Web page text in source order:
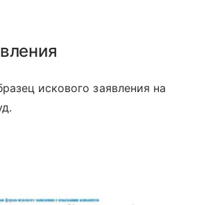
искового заявления на